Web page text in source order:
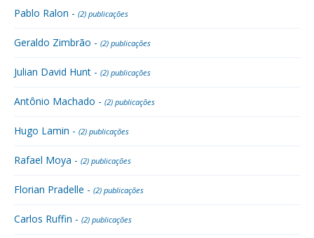
Pablo Ralon - (2) publicações
Geraldo Zimbrão - (2) publicações
Julian David Hunt - (2) publicações
Antônio Machado - (2) publicações
Hugo Lamin - (2) publicações
Rafael Moya - (2) publicações
Florian Pradelle - (2) publicações
Carlos Ruffin - (2) publicações